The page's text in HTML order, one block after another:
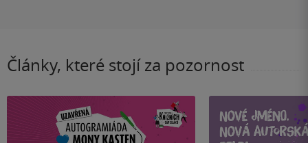
Články, které stojí za pozornost